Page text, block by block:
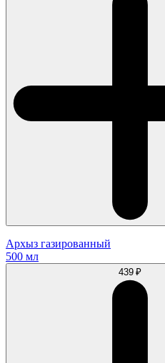
Архыз газированный
500 мл
439 ₽